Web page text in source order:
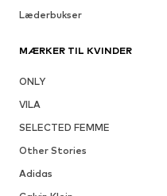
Læderbukser
MÆRKER TIL KVINDER
ONLY
VILA
SELECTED FEMME
Other Stories
Adidas